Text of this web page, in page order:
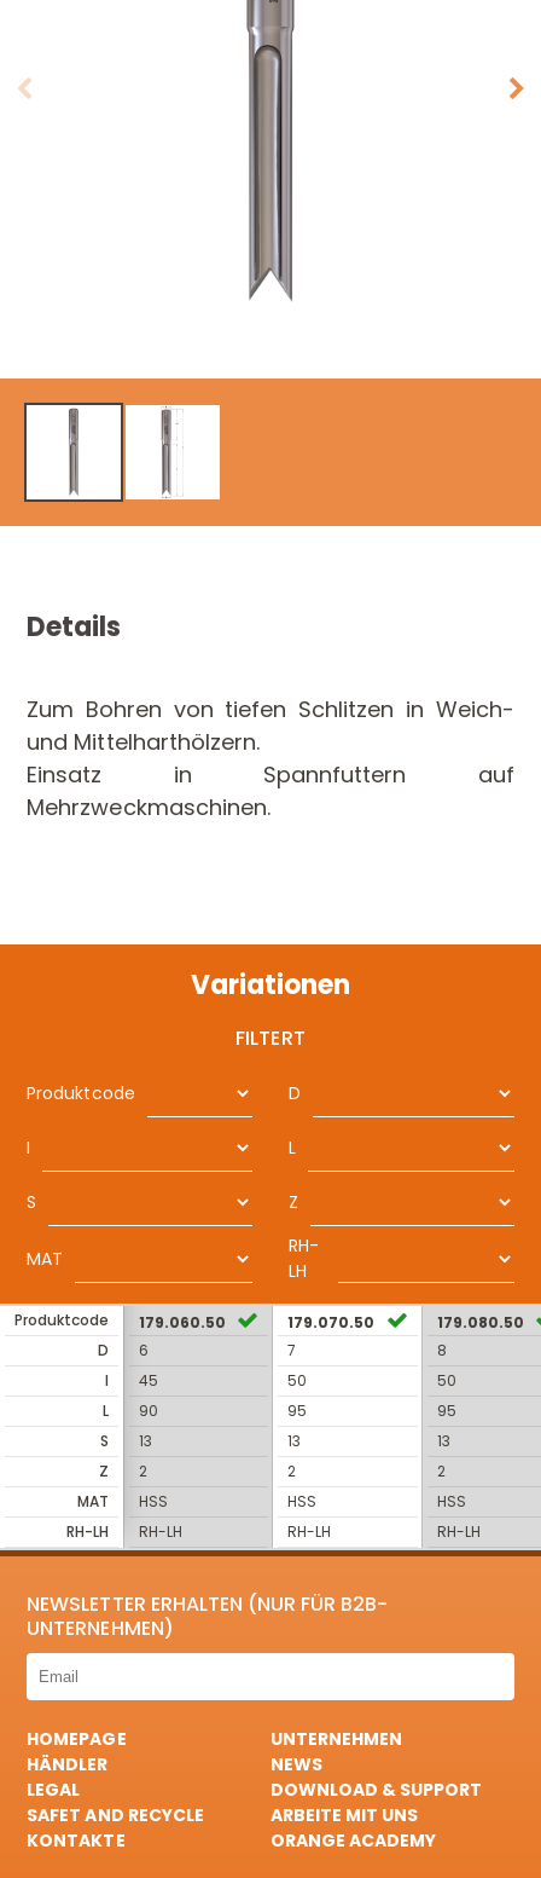
Details
Zum Bohren von tiefen Schlitzen in Weich-
und Mittelharthölzern.
Einsatz in Spannfuttern auf
Mehrzweckmaschinen.
Variationen
FILTERT
Produktcode D
I L
S Z
MAT
RH-
LH
Produktcode
D
I
L
S
Z
MAT
RH-LH
179.060.50
6
45
90
13
2
HSS
RH-LH
179.070.50
7
50
95
13
2
HSS
RH-LH
179.080.50
8
50
95
13
2
HSS
RH-LH
NEWSLETTER ERHALTEN (NUR FÜR B2B-
UNTERNEHMEN)
HOMEPAGE
UNTERNEHMEN
HÄNDLER
NEWS
LEGAL
DOWNLOAD & SUPPORT
SAFET AND RECYCLE
ARBEITE MIT UNS
KONTAKTE
ORANGE ACADEMY